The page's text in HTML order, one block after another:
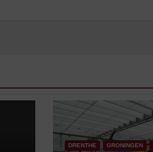
DRENTHE GRONINGEN